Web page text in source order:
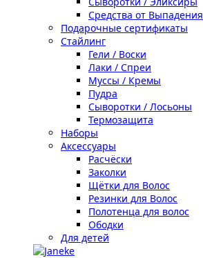
Средства от Выпадения
Подарочные сертификаты
Стайлинг
Гели / Воски
Лаки / Спреи
Муссы / Кремы
Пудра
Сыворотки / Лосьоны
Термозащита
Наборы
Аксессуары
Расчёски
Заколки
Щётки для Волос
Резинки для Волос
Полотенца для волос
Ободки
Для детей